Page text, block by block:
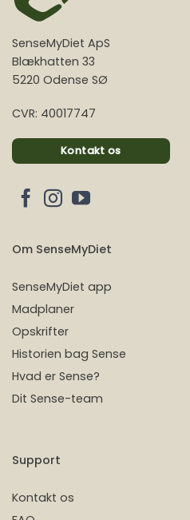
SenseMyDiet ApS
Blækhatten 33
5220 Odense SØ
CVR: 40017747
Kontakt os
Om SenseMyDiet
SenseMyDiet app
Madplaner
Opskrifter
Historien bag Sense
Hvad er Sense?
Dit Sense-team
Support
Kontakt os